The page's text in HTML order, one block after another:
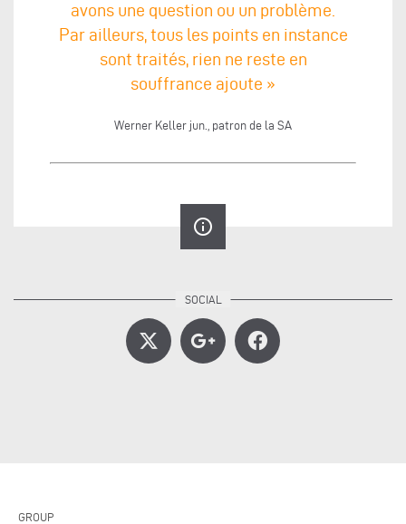
avons une question ou un problème.
Par ailleurs, tous les points en instance
sont traités, rien ne reste en
souffrance ajoute »
Werner Keller jun., patron de la SA
info_outline
GROUP